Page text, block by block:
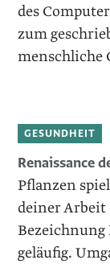
des
zum
menschliche
GESUNDHEIT
Renaissance
Pflanzen
deiner Arbeit
Bezeichnung
geläufig.